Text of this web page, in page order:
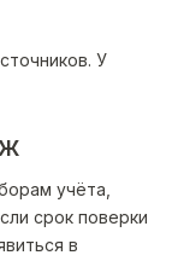
У
учёта,
срок поверки
в